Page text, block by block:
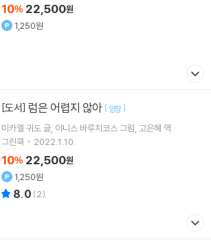
10% 22,500원
1,250원
[도서] 럼은 어렵지 않아 [ 양장]
미카엘 귀도 글 야니스 바루치코스 그림 고은혜 역
그린쿡
2022.1.10.
10% 22,500원
1,250원
8.0 (2)